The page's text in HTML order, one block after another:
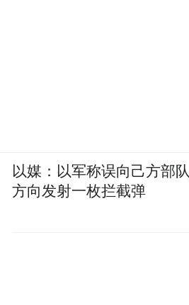
以媒：以军称误向己方部队
方向发射一枚拦截弹